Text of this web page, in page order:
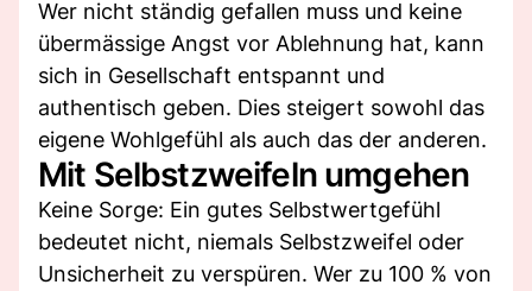
Wer nicht ständig gefallen muss und keine
übermässige Angst vor Ablehnung hat, kann
sich in Gesellschaft entspannt und
authentisch geben. Dies steigert sowohl das
eigene Wohlgefühl als auch das der anderen.
Mit Selbstzweifeln umgehen
Keine Sorge: Ein gutes Selbstwertgefühl
bedeutet nicht, niemals Selbstzweifel oder
Unsicherheit zu verspüren. Wer zu 100 % von